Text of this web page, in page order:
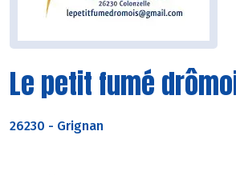
Le petit fumé
26230 - Grignan